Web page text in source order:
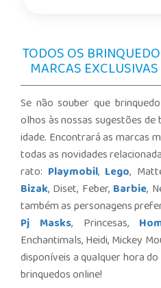
TODOS OS
MARCAS
Se não souber que
olhos às nossas sugestões
idade. Encontrará as marcas
todas as novidades
rato: Playmobil, Lego,
Bizak, Diset, Feber,Barbie,
também as personagens
Pj Masks, Princesas,
Enchantimals, Heidi, Mickey
disponíveis a qualquer hora
brinquedos online!